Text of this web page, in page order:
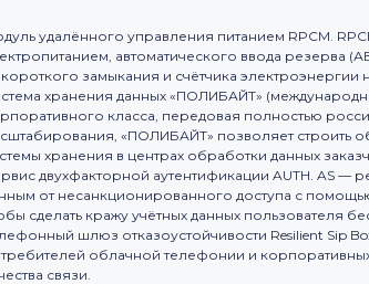
удалённого управления питанием RPCM.
автоматического ввода
короткого замыкания и счётчика
хранения данных «ПОЛИБАЙТ»
класса, передовая полностью
«ПОЛИБАЙТ» позволяет строить
хранения в центрах обработки данных
двухфакторной аутентификации AUTH. AS —
от несанкционированного доступа с
сделать кражу учётных данных пользователя
шлюз отказоустойчивости Resilient Sip
облачной телефонии и
связи.